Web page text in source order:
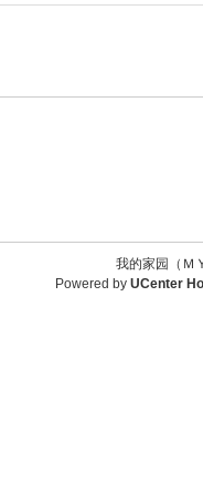
我的家园（
Powered by UCenter